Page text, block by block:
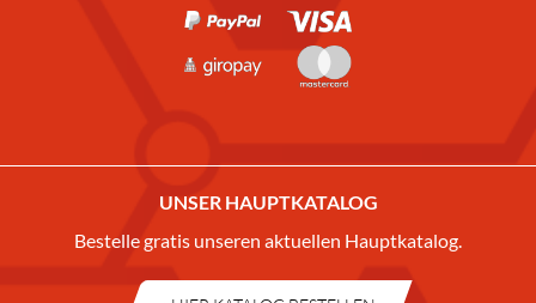
UNSER HAUPTKATALOG
Bestelle gratis unseren aktuellen Hauptkatalog.